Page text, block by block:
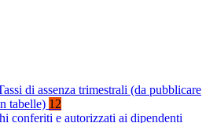
di assenza trimestrali (da pubblicare
tabelle) 12
conferiti e autorizzati ai dipendenti